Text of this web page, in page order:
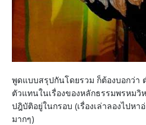
พูดแบบสรุปกันโดยรวม ก็ต้องบอกว่า
ตัวแทนในเรื่องของหลักธรรมพรหม
ปฎิบัติอยู่ในกรอบ (เรื่องเล่าลองไปหา
มากๆ)